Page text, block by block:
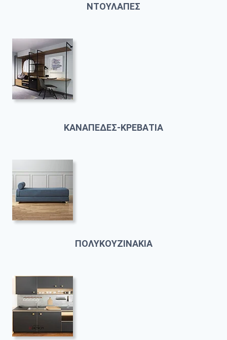
ΝΤΟΥΛΑΠΕΣ
ΚΑΝΑΠΕΔΕΣ-ΚΡΕΒΑΤΙΑ
ΠΟΛΥΚΟΥΖΙΝΑΚΙΑ